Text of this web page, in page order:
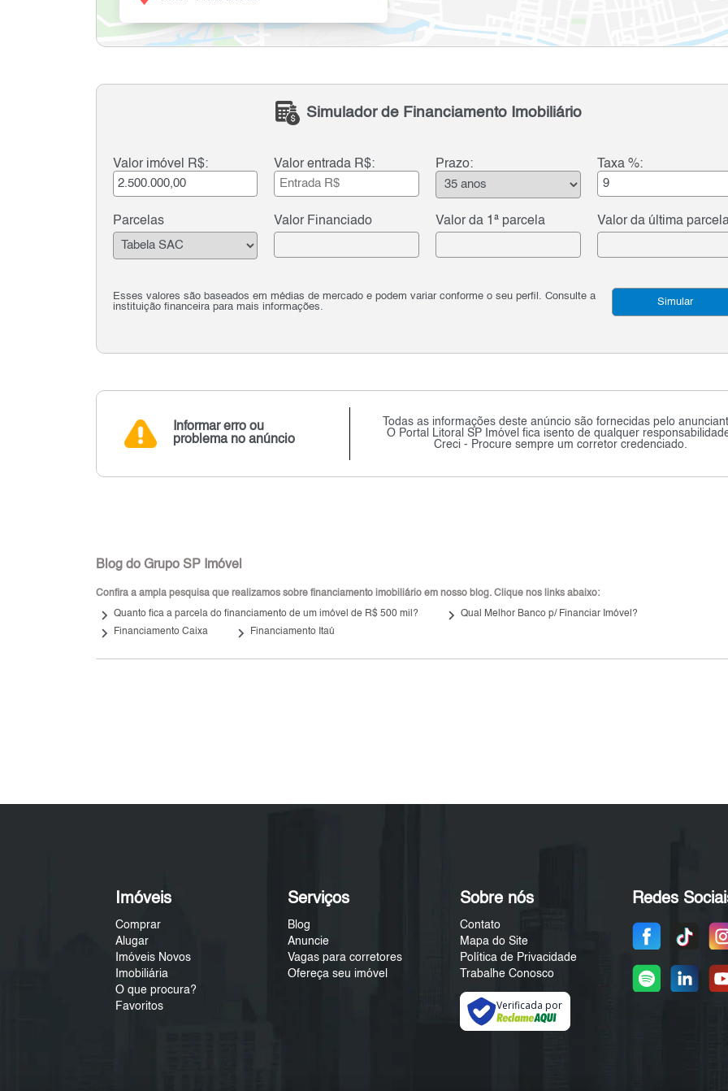
Simulador de Financiamento Imobiliário
Valor imóvel R$: Valor entrada R$: Prazo: Taxa %:
Parcelas Valor Financiado Valor da 1ª parcela Valor da última
Esses valores são baseados em médias de mercado e podem variar conforme o seu perfil. Consulte a
instituição financeira para mais informações.
Simular
Informar erro ou
problema no anúncio
Todas as informações deste anúncio são fornecidas pelo
O Portal Litoral SP Imóvel fica isento de qualquer
Creci - Procure sempre um corretor credenciado.
Blog do Grupo SP Imóvel
Confira a ampla pesquisa que realizamos sobre financiamento imobiliário em nosso blog. Clique nos links abaixo:
keyboard_arrow_right Quanto fica a parcela do financiamento de um imóvel de R$ 500 mil? keyboard_arrow_right Qual Melhor Banco p/ Financiar Imóvel?
keyboard_arrow_right Financiamento Caixa keyboard_arrow_right Financiamento Itaú
Imóveis
Comprar
Alugar
Imóveis Novos
Imobiliária
O que procura?
Favoritos
Serviços
Blog
Anuncie
Vagas para corretores
Ofereça seu imóvel
Sobre nós
Contato
Mapa do Site
Política de Privacidade
Trabalhe Conosco
Verificada por
Redes